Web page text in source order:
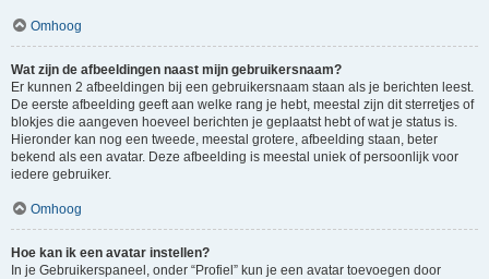
Omhoog
Wat zijn de afbeeldingen naast mijn gebruikersnaam?
Er kunnen 2 afbeeldingen bij een gebruikersnaam staan als je berichten leest.
De eerste afbeelding geeft aan welke rang je hebt, meestal zijn dit sterretjes of
blokjes die aangeven hoeveel berichten je geplaatst hebt of wat je status is.
Hieronder kan nog een tweede, meestal grotere, afbeelding staan, beter
bekend als een avatar. Deze afbeelding is meestal uniek of persoonlijk voor
iedere gebruiker.
Omhoog
Hoe kan ik een avatar instellen?
In je Gebruikerspaneel, onder “Profiel” kun je een avatar toevoegen door